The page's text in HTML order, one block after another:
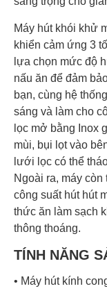
Máy hút khói khử
khiển cảm ứng 3
lựa chọn mức độ
nấu ăn để đảm
bạn, cùng hệ
sáng và làm cho
lọc mở bằng Inox
mùi, bụi lọt vào
lưới lọc có thể
Ngoài ra, máy
công suất hút hút
thức ăn làm sạch
thông thoáng.
TÍNH NĂNG
• Máy hút kính